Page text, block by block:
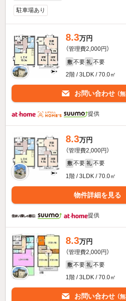
駐車場あり
8.3万円
（管理費2,000円）
敷 不要 礼 不要
2階 / 3LDK / 70.0㎡
お問い合わせ （
提供
8.3万円
（管理費2,000円）
敷 不要 礼 不要
1階 / 3LDK / 70.0㎡
物件詳細を見る
提供
8.3万円
（管理費2,000円）
敷 不要 礼 不要
1階 / 3LDK / 70.0㎡
お問い合わせ （